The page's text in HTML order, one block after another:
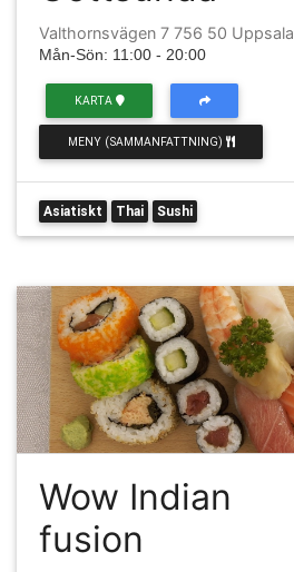
Valthornsvägen 7 756 50 Uppsala
Mån-Sön: 11:00 - 20:00
KARTA
MENY (SAMMANFATTNING)
Asiatiskt Thai Sushi
Wow Indian
fusion